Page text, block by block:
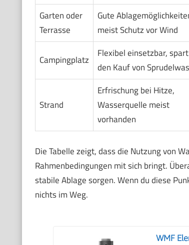
Garten oder
Terrasse
Gute
meist Schutz vor Wind
Campingplatz
Flexibel einsetzbar, spart
den Kauf von
Strand
Erfrischung bei Hitze,
Wasserquelle meist
vorhanden
Die Tabelle zeigt, dass die Nutzung von
Rahmenbedingungen mit sich bringt.
stabile Ablage sorgen. Wenn du diese
nichts im Weg.
WMF